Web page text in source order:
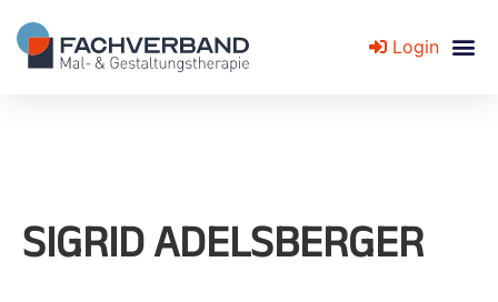
Login
SIGRID ADELSBERGER